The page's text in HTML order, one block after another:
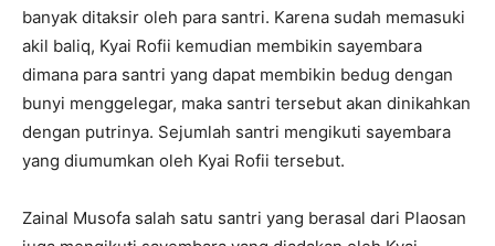
banyak ditaksir oleh para santri. Karena sudah memasuki
akil baliq, Kyai Rofii kemudian membikin sayembara
dimana para santri yang dapat membikin bedug dengan
bunyi menggelegar, maka santri tersebut akan dinikahkan
dengan putrinya. Sejumlah santri mengikuti sayembara
yang diumumkan oleh Kyai Rofii tersebut.
Zainal Musofa salah satu santri yang berasal dari Plaosan